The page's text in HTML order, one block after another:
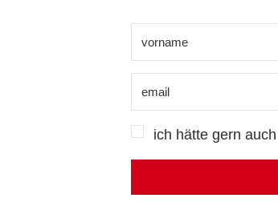
ich hätte gern